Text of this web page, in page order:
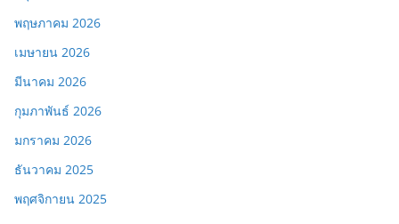
พฤษภาคม 2026
เมษายน 2026
มีนาคม 2026
กุมภาพันธ์ 2026
มกราคม 2026
ธันวาคม 2025
พฤศจิกายน 2025